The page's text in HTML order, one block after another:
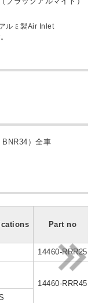
ルミ製Air Inlet
BNR34）全車
Part no
14460-RRR25
14460-RRR45